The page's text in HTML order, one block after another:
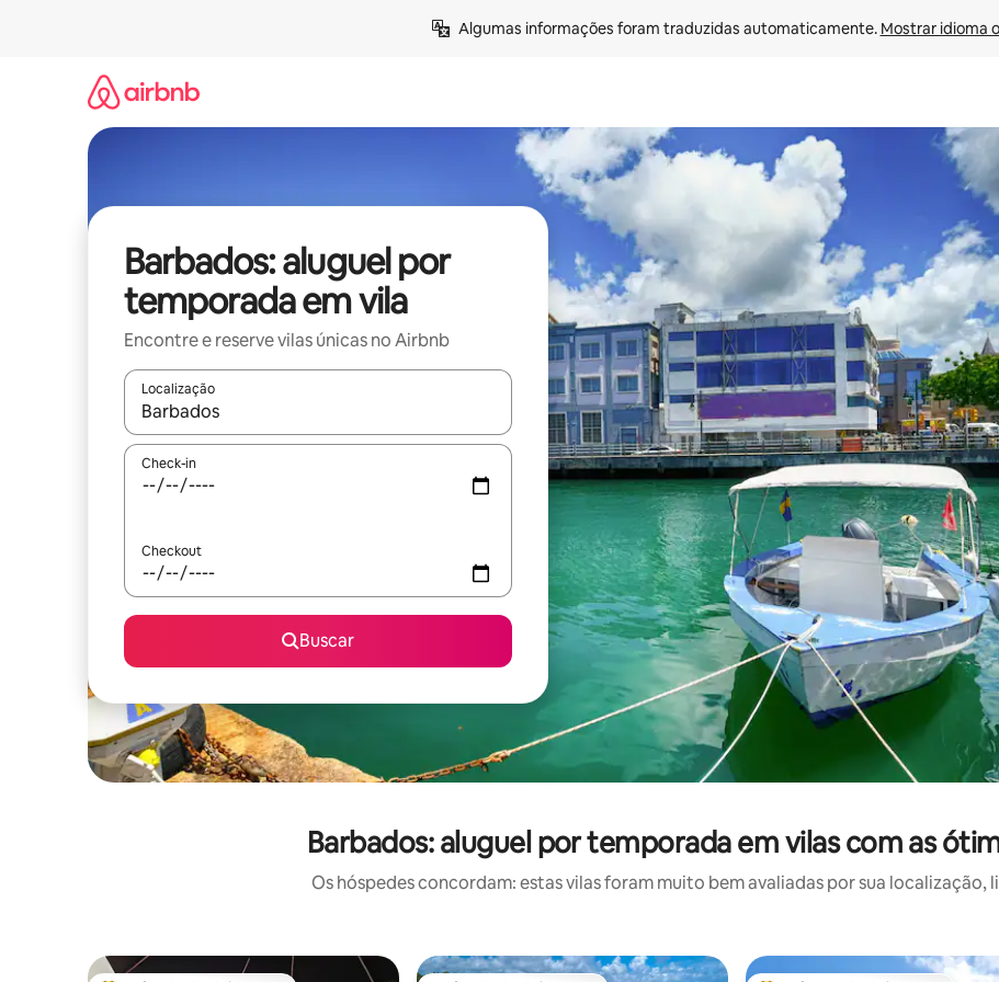
Algumas informações foram traduzidas automaticamente. Mostrar idioma
Barbados: aluguel por
temporada em vila
Encontre e reserve vilas únicas no Airbnb
Localização
Quando os resultados estiverem disponíveis, explore-os usando as seta para cima e para baixo do teclado ou tocando e
Check-in
Checkout
Buscar
Barbados: aluguel por temporada em vilas com as
Os hóspedes concordam: estas vilas foram muito bem avaliadas por sua localização,